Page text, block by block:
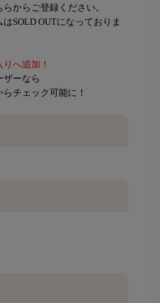
からご登録ください。
SOLD OUTになっておりま
へ追加！
ザーなら
チェック可能に！